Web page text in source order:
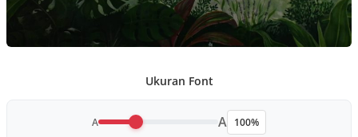
Ukuran Font
A A 100%